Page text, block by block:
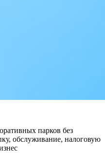
парков без
обслуживание, налоговую